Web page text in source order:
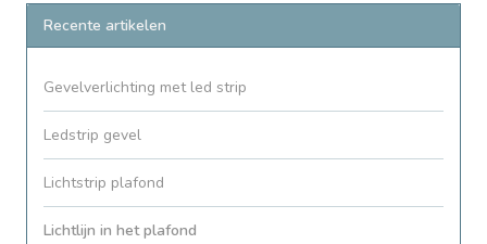
Recente artikelen
Gevelverlichting met led strip
Ledstrip gevel
Lichtstrip plafond
Lichtlijn in het plafond